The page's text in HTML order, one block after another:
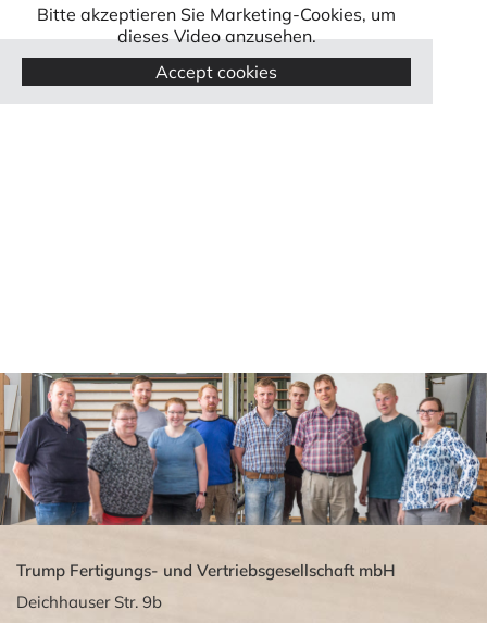
Bitte akzeptieren Sie Marketing-Cookies, um
dieses Video anzusehen.
Accept cookies
Trump Fertigungs- und Vertriebsgesellschaft mbH
Deichhauser Str. 9b